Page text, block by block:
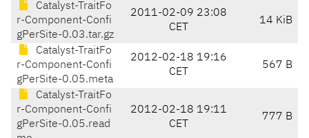
Catalyst-TraitFo
r-Component-Confi
gPerSite-0.03.tar.gz
2011-02-09 23:08
CET
14 KiB
Catalyst-TraitFo
r-Component-Confi
gPerSite-0.05.meta
2012-02-18 19:16
CET
567 B
Catalyst-TraitFo
r-Component-Confi
gPerSite-0.05.read
2012-02-18 19:11
CET
777 B